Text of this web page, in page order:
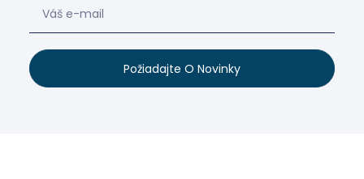
Požiadajte O Novinky